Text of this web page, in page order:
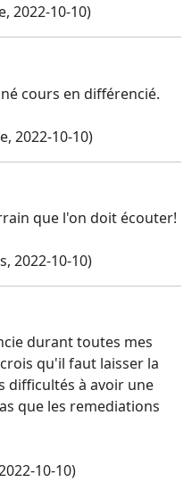
2022-10-10)
cours en différencié.
2022-10-10)
que l'on doit écouter!
2022-10-10)
durant toutes mes
qu'il faut laisser la
difficultés à avoir une
que les remediations
10-10)